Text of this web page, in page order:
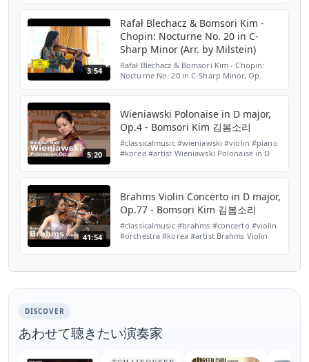
instrument (T...
3:54
Rafał Blechacz & Bomsori Kim -
Chopin: Nocturne No. 20 in C-
Sharp Minor (Arr. by Milstein)
Rafał Blechacz & Bomsori Kim - Chopin:
Nocturne No. 20 in C-Sharp Minor, Op.
5:20
Wieniawski Polonaise in D major,
Op.4 - Bomsori Kim 김봄소리
#classicalmusic #wieniawski #violin #piano
#korea #artist Wieniawski Polonaise in D
41:54
Brahms Violin Concerto in D major,
Op.77 - Bomsori Kim 김봄소리
#classicalmusic #brahms #concerto #violin
#orchestra #korea #artist Brahms Violin
DISCOVER
あわせて聴きたい演奏家